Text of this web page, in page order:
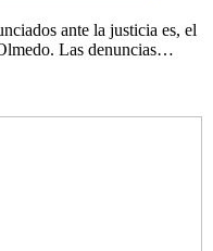
ante la justicia es, el
Las denuncias…